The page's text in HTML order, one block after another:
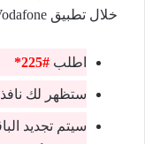
خلال تطبيق Ana Vodafone مجاني وكل ما عليك فعله هو :
اطلب #225*
ستظهر لك نافذة
سيتم تجديد